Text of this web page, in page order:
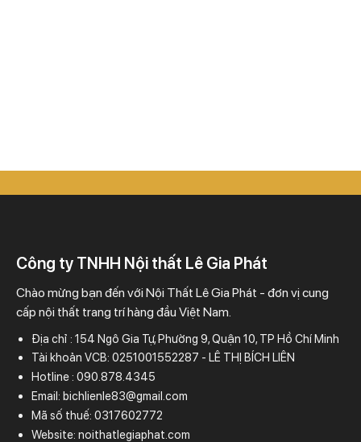
Công ty TNHH Nội thất Lê Gia Phát
Chào mừng bạn đến với Nội Thất Lê Gia Phát - đơn vị cung
cấp nội thất trang trí hàng đầu Việt Nam.
Địa chỉ : 154 Ngô Gia Tự, Phường 9, Quận 10, TP Hồ Chí Minh
Tài khoản VCB: 0251001552287 - LÊ THỊ BÍCH LIÊN
Hotline : 090.878.4345
Email: bichlienle83@gmail.com
Mã số thuế: 0317602772
Website: noithatlegiaphat.com